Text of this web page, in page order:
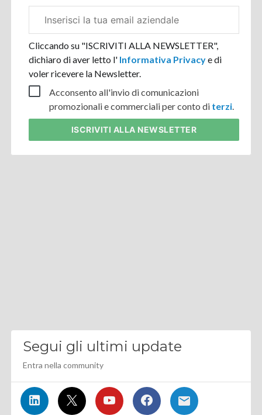
aziendale
Cliccando su "ISCRIVITI ALLA NEWSLETTER",
dichiaro di aver letto l' Informativa Privacye di
voler ricevere la Newsletter.
Acconsento all'invio di comunicazioni
promozionali e commerciali per conto di terzi.
ISCRIVITI ALLA NEWSLETTER
Segui gli ultimi update
Entra nella community